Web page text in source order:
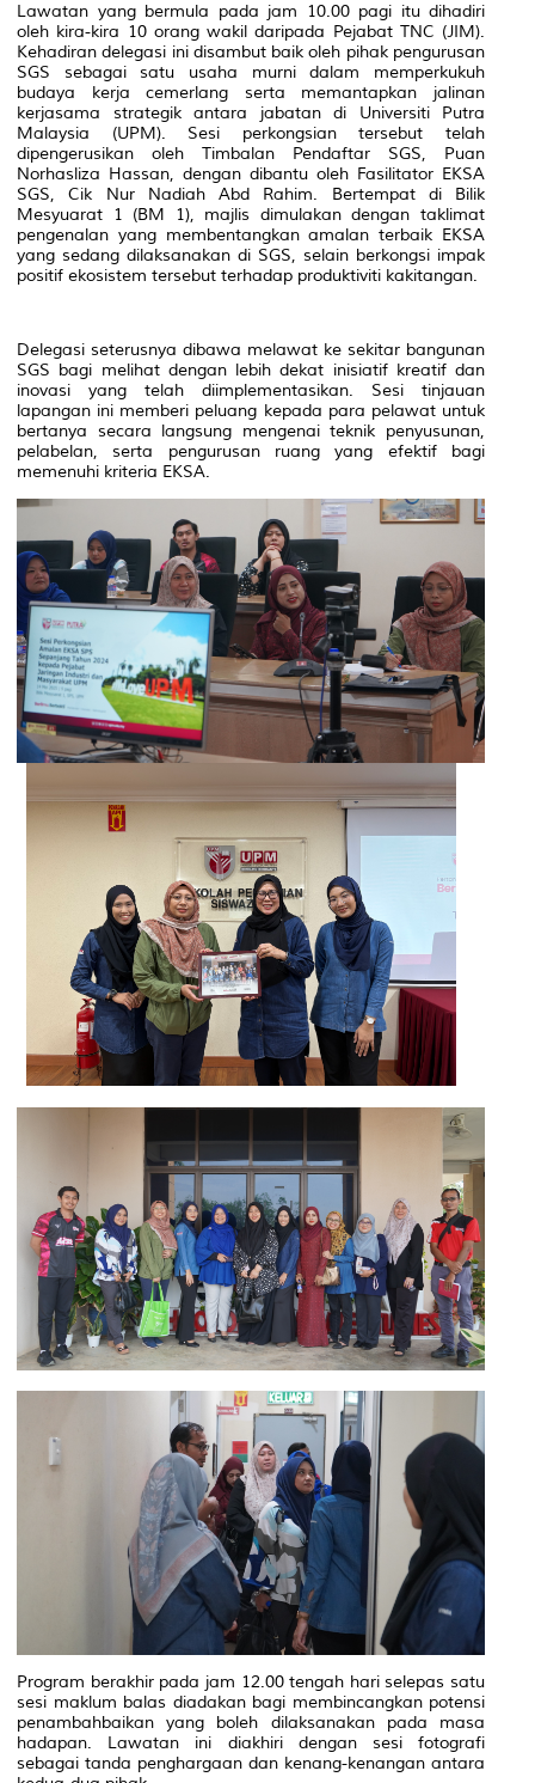
Lawatan yang bermula pada jam 10.00 pagi itu dihadiri
oleh kira-kira 10 orang wakil daripada Pejabat TNC (JIM).
Kehadiran delegasi ini disambut baik oleh pihak pengurusan
SGS sebagai satu usaha murni dalam memperkukuh
budaya kerja cemerlang serta memantapkan jalinan
kerjasama strategik antara jabatan di Universiti Putra
Malaysia (UPM). Sesi perkongsian tersebut telah
dipengerusikan oleh Timbalan Pendaftar SGS, Puan
Norhasliza Hassan, dengan dibantu oleh Fasilitator EKSA
SGS, Cik Nur Nadiah Abd Rahim. Bertempat di Bilik
Mesyuarat 1 (BM 1), majlis dimulakan dengan taklimat
pengenalan yang membentangkan amalan terbaik EKSA
yang sedang dilaksanakan di SGS, selain berkongsi impak
positif ekosistem tersebut terhadap produktiviti kakitangan.
Delegasi seterusnya dibawa melawat ke sekitar bangunan
SGS bagi melihat dengan lebih dekat inisiatif kreatif dan
inovasi yang telah diimplementasikan. Sesi tinjauan
lapangan ini memberi peluang kepada para pelawat untuk
bertanya secara langsung mengenai teknik penyusunan,
pelabelan, serta pengurusan ruang yang efektif bagi
memenuhi kriteria EKSA.
Program berakhir pada jam 12.00 tengah hari selepas satu
sesi maklum balas diadakan bagi membincangkan potensi
penambahbaikan yang boleh dilaksanakan pada masa
hadapan. Lawatan ini diakhiri dengan sesi fotografi
sebagai tanda penghargaan dan kenang-kenangan antara